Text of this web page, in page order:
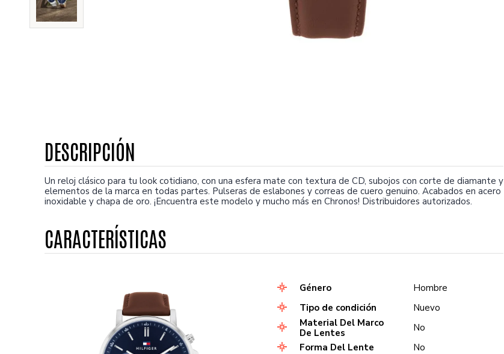
Un reloj clásico para tu look cotidiano, con una esfera mate con textura de CD, subojos con corte de diamante y
elementos de la marca en todas partes. Pulseras de eslabones y correas de cuero genuino. Acabados en acero
inoxidable y chapa de oro. ¡Encuentra este modelo y mucho más en Chronos! Distribuidores autorizados.
Género
Hombre
Tipo de condición
Nuevo
Material Del Marco
De Lentes
No
Forma Del Lente
No